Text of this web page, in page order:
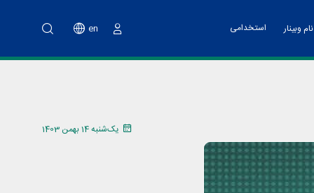
وبینار
پویش ملی نو آفرین صنعت ساز
استخدامی en
یک‌شنبه 14 بهمن 1403